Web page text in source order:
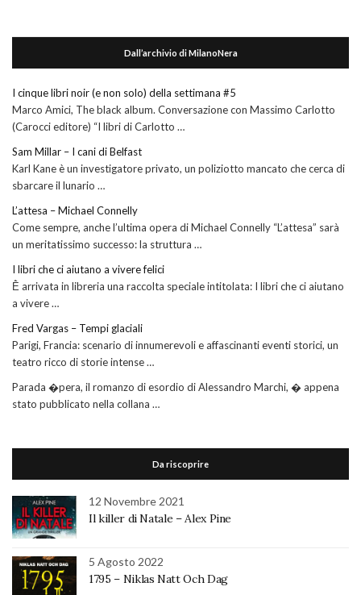
Dall’archivio di MilanoNera
I cinque libri noir (e non solo) della settimana #5
Marco Amici, The black album. Conversazione con Massimo Carlotto
(Carocci editore) “I libri di Carlotto …
Sam Millar – I cani di Belfast
Karl Kane è un investigatore privato, un poliziotto mancato che cerca di
sbarcare il lunario …
L’attesa – Michael Connelly
Come sempre, anche l’ultima opera di Michael Connelly “L’attesa” sarà
un meritatissimo successo: la struttura …
I libri che ci aiutano a vivere felici
Ḕ arrivata in libreria una raccolta speciale intitolata: I libri che ci aiutano
a vivere …
Fred Vargas – Tempi glaciali
Parigi, Francia: scenario di innumerevoli e affascinanti eventi storici, un
teatro ricco di storie intense …
Parada �pera, il romanzo di esordio di Alessandro Marchi, � appena
stato pubblicato nella collana …
Da riscoprire
12 Novembre 2021
Il killer di Natale – Alex Pine
5 Agosto 2022
1795 – Niklas Natt Och Dag